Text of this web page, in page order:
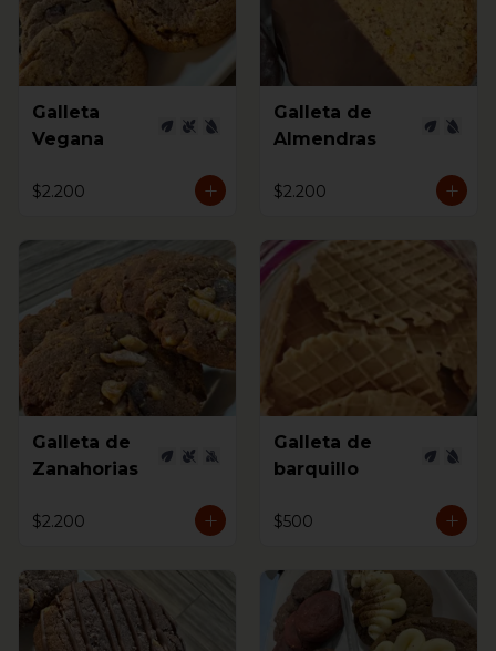
Galleta
Vegana
$2.200
Galleta de
Almendras
$2.200
Galleta de
Zanahorias
$2.200
Galleta de
barquillo
$500